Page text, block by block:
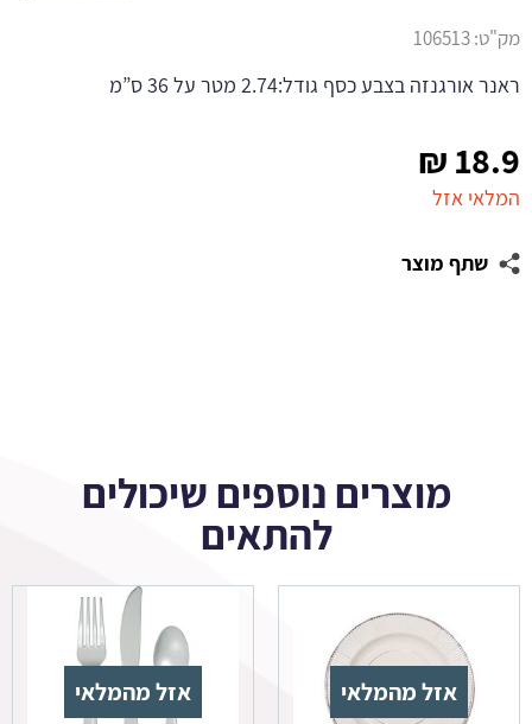
18.9
₪
המלאי אזל
שתף מוצר
מק"ט:106513
ראנר אורגנזה בצבע כסף גודל:2.74 מטר על 36 ס”מ
מוצרים נוספים שיכולים
להתאים
אזל מהמלאי אזל מהמלאי